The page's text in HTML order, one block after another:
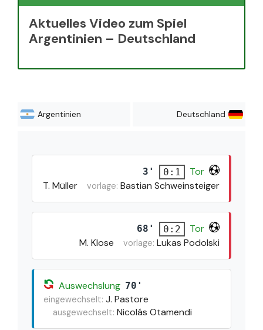
Aktuelles Video zum Spiel
Argentinien – Deutschland
Argentinien Deutschland
3' 0:1
Tor
T. Müller
vorlage: Bastian Schweinsteiger
68' 0:2
Tor
M. Klose
vorlage: Lukas Podolski
Auswechslung 70'
eingewechselt: J. Pastore
ausgewechselt: Nicolás Otamendi